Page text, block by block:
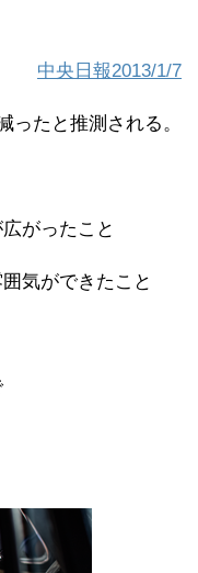
中央日報2013/1/7
ったと推測される。
がったこと
気ができたこと